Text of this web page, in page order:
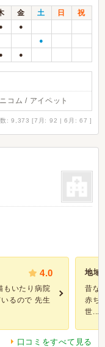
金 土 日
祝
● ●
●
● ●
コム / アイペット
数: 9,373 [7月: 92 | 6月: 67 ]
4.0
もいたり病院
るので 先生
地域
昔な
赤ち
世...
口コミをすべて見る